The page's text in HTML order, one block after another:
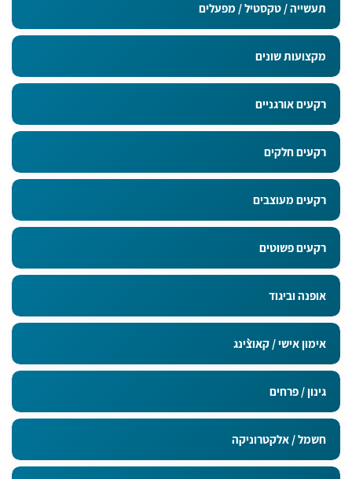
תעשייה / טקסטיל / מפעלים
מקצועות שונים
רקעים אורגניים
רקעים חלקים
רקעים מעוצבים
רקעים פשוטים
אופנה וביגוד
אימון אישי / קאוצ`ינג
גינון / פרחים
חשמל / אלקטרוניקה